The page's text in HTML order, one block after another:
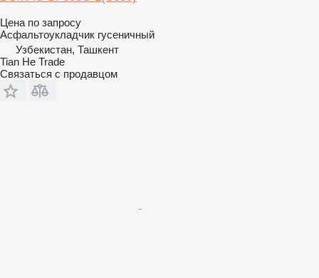
Цена по запросу
Асфальтоукладчик гусеничный
Узбекистан, Ташкент
Tian He Trade
Связаться с продавцом